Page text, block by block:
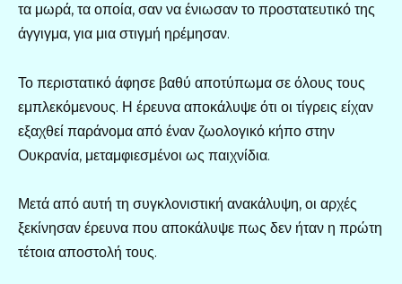
τα μωρά, τα οποία, σαν να ένιωσαν το προστατευτικό της
άγγιγμα, για μια στιγμή ηρέμησαν.
Το περιστατικό άφησε βαθύ αποτύπωμα σε όλους τους
εμπλεκόμενους. Η έρευνα αποκάλυψε ότι οι τίγρεις είχαν
εξαχθεί παράνομα από έναν ζωολογικό κήπο στην
Ουκρανία, μεταμφιεσμένοι ως παιχνίδια.
Μετά από αυτή τη συγκλονιστική ανακάλυψη, οι αρχές
ξεκίνησαν έρευνα που αποκάλυψε πως δεν ήταν η πρώτη
τέτοια αποστολή τους.